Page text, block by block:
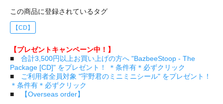
この商品に登録されているタグ
【CD】
【プレゼントキャンペーン中！】
■ 合計3,500円以上お買い上げの方へ "BazbeeStoop - The
Package [CD]" をプレゼント！ ＊条件有＊必ずクリック
■
ご利用者全員対象 "宇野君のミニミニシール" をプレゼント！
＊条件有＊必ずクリック
■
【Overseas order】